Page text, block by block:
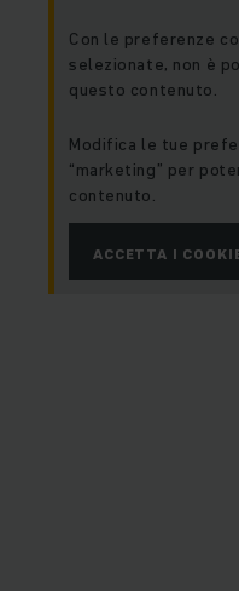
Con le preferenze
selezionate, non è
questo contenuto.
Modifica le tue
“marketing” per
contenuto.
ACCETTA I